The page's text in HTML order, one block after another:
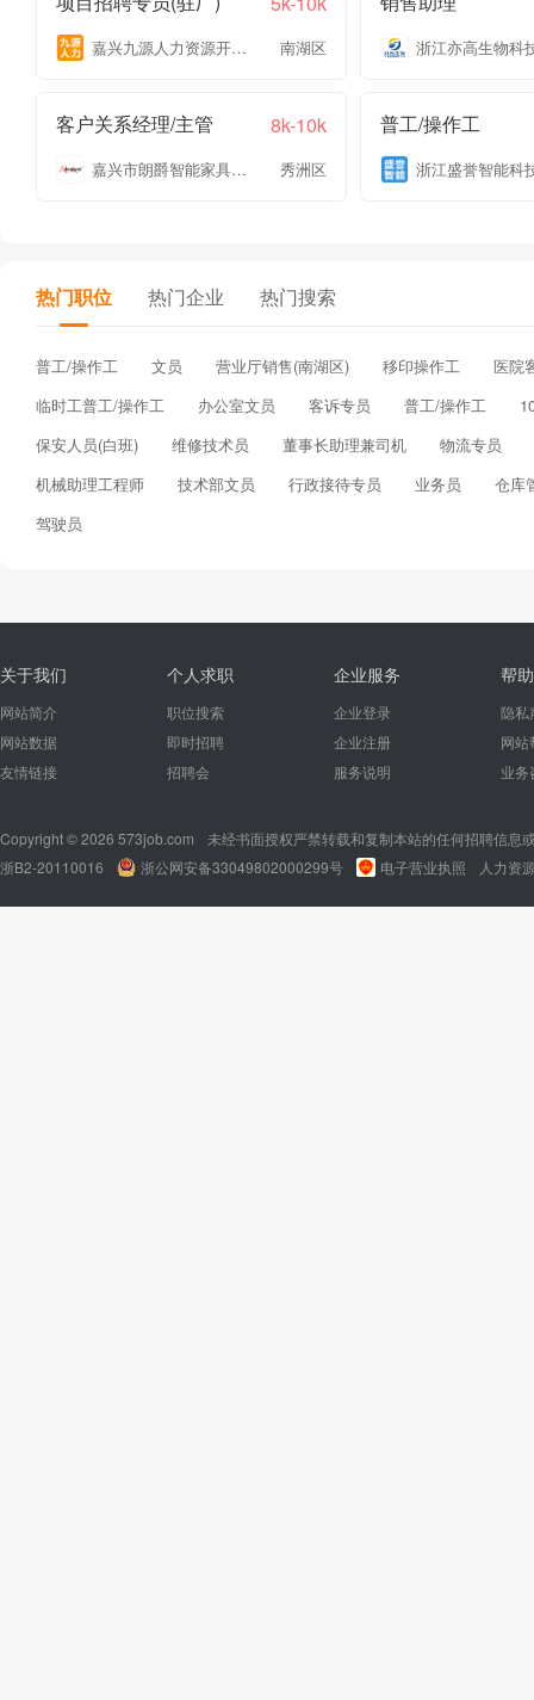
嘉兴九源人力资源开发有限公司 南湖区
客户关系经理/主管 8k-10k
嘉兴市朗爵智能家具有限公司 秀洲区
普工/操作工
热门职位 热门企业 热门搜索
普工/操作工 文员 营业厅销售(南湖区) 移印操作工
医院
临时工普工/操作工
办公室文员 客诉专员 普工/操作工
保安人员(白班)
维修技术员 董事长助理兼司机
物流专员
机械助理工程师
技术部文员 行政接待专员 业务员
仓库
驾驶员
关于我们
网站简介
网站数据
友情链接
个人求职
职位搜索
即时招聘
招聘会
企业服务
企业登录
企业注册
服务说明
帮
隐私
网站
业务
Copyright © 2026 573job.com
未经书面授权严禁转载和复制本站的任何招聘信息
浙B2-20110016
浙公网安备33049802000299号 电子营业执照 人力资